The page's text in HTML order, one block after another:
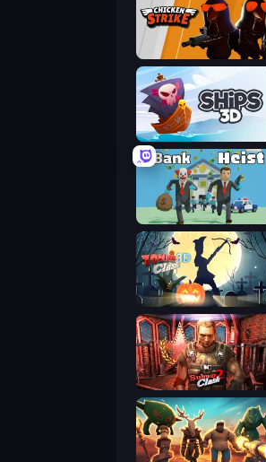
Chicken Strike
Ships 3D
Bank Heist
Zombie Clash 3D: Halloween
Subway Clash 2